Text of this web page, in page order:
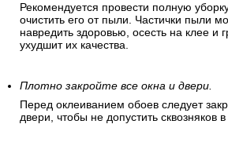
Рекомендуется провести полную
очистить его от пыли. Частички пыли
навредить здоровью, осесть на клее и
ухудшит их качества.
Плотно закройте все окна и двери.
Перед оклеиванием обоев следует
двери, чтобы не допустить сквозняков